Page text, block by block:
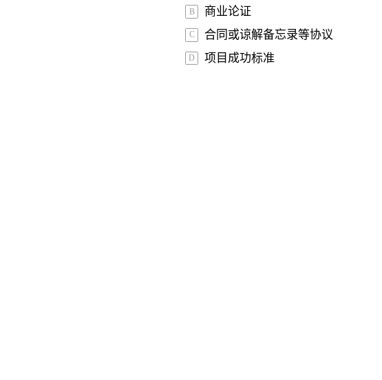
B 商业论证
C 合同或谅解备忘录等协议
D 项目成功标准